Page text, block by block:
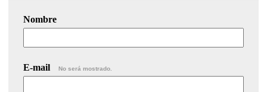
Nombre
E-mail No será mostrado.